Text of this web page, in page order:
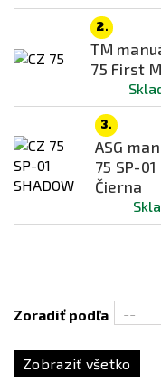
Montážny systém
Atypicky
RIS / Picatinny
Žiadny
Čierna / Piesková
Drevená
2.
TM
75 First
3.
ASG
75 SP-01
Čierna
Zoradiť podľa
Zobraziť všetko